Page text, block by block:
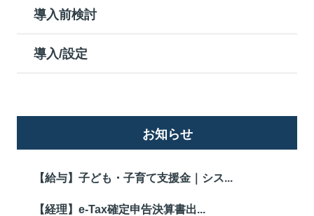
導入前検討
導入/設定
お知らせ
【給与】子ども・子育て支援金｜シス...
【経理】e-Tax確定申告決算書出...